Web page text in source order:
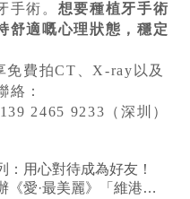
手術。 想要種植牙手術
舒適嘅心理狀態，穩定
免費拍CT、X-ray以及
絡：
2465 9233（深圳）
：用心對待成為好友！
2024」，香港明星嘉賓有邊啲人？一齊睇睇先！